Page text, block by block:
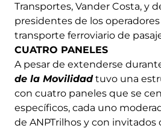
Transportes, Vander Costa, y
presidentes de los
transporte ferroviario de
CUATRO PANELES
A pesar de extenderse
de la Movilidadtuvo una
con cuatro paneles que se
específicos, cada uno
de ANPTrilhos y con